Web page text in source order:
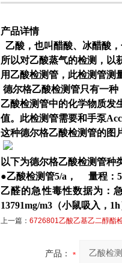
产品详情
乙酸，也叫醋酸、冰醋酸
所以对乙酸蒸气的检测，以
用乙酸检测管，此检测管测
德尔格乙酸检测管只有一
乙酸检测管中的化学物质发
值。此检测管需要和手泵
这种德尔格乙酸检测管的图
以下为德尔格乙酸检测管种
●乙酸检测管5/a， 量程：
乙醛的急性毒性数据为：
13791mg/m3（小鼠吸入，
上一篇： 6726801乙酸乙基乙二醇酯
产品：